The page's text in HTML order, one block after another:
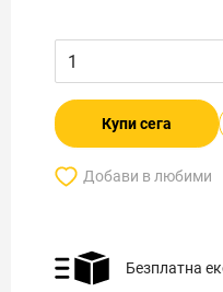
Купи сега
Добави в любими
Безплатна